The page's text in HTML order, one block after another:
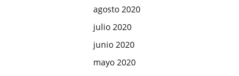
agosto 2020
julio 2020
junio 2020
mayo 2020